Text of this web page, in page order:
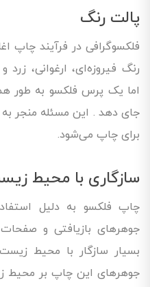
پالت رنگ
رنگ فیروزه‌ای، ارغوانی،
جای دهد . این مسئله منجر
برای چاپ می‌شود.
سازگاری با محیط
چاپ فلکسو به دلیل
جوهرهای بازیافتی و
بسیار سازگار با محیط
جوهرهای این چاپ بر